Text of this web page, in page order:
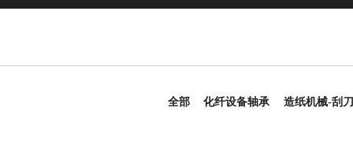
全部 化纤设备轴承 造纸机械-刮